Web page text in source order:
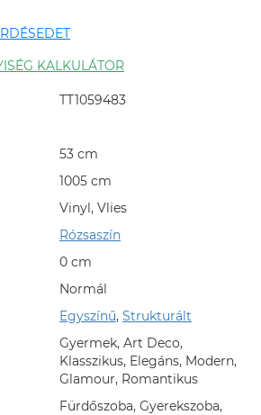
KALKULÁTOR
TT1059483
53 cm
1005 cm
Vinyl, Vlies
Rózsaszín
0 cm
Normál
Egyszínű, Strukturált
Gyermek, Art Deco,
Klasszikus, Elegáns, Modern,
Glamour, Romantikus
Fürdőszoba, Gyerekszoba,